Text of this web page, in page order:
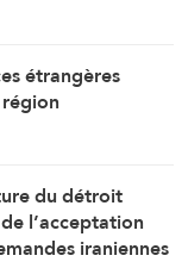
étrangères
du détroit
l’acceptation
iraniennes